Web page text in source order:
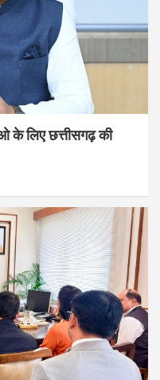
के लिए छत्तीसगढ़ की